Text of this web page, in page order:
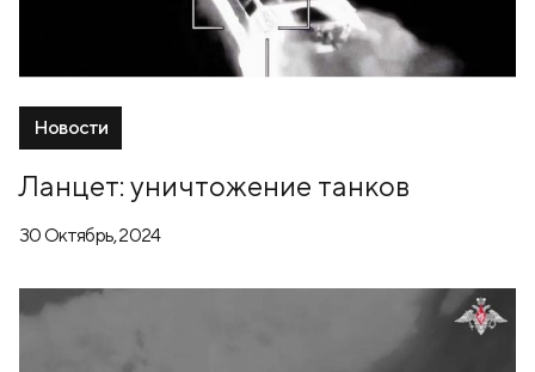
Новости
Ланцет: уничтожение танков
30 Октябрь, 2024